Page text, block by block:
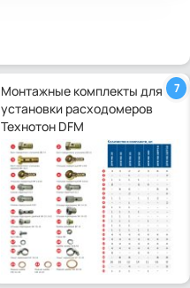
Монтажные комплекты для
установки расходомеров
Технотон DFM
7